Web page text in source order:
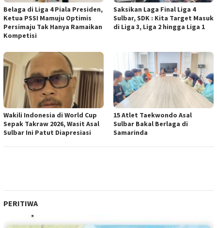
Belaga di Liga 4 Piala Presiden,
Ketua PSSI Mamuju Optimis
Persimaju Tak Hanya Ramaikan
Kompetisi
Saksikan Laga Final Liga 4
Sulbar, SDK : Kita Target Masuk
di Liga 3, Liga 2 hingga Liga 1
Wakili Indonesia di World Cup
Sepak Takraw 2026, Wasit Asal
Sulbar Ini Patut Diapresiasi
15 Atlet Taekwondo Asal
Sulbar Bakal Berlaga di
Samarinda
PERITIWA